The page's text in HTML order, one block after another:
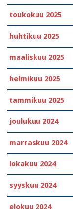
toukokuu 2025
huhtikuu 2025
maaliskuu 2025
helmikuu 2025
tammikuu 2025
joulukuu 2024
marraskuu 2024
lokakuu 2024
syyskuu 2024
elokuu 2024